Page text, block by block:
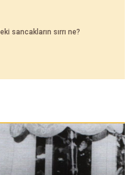
sancakların sırrı ne?